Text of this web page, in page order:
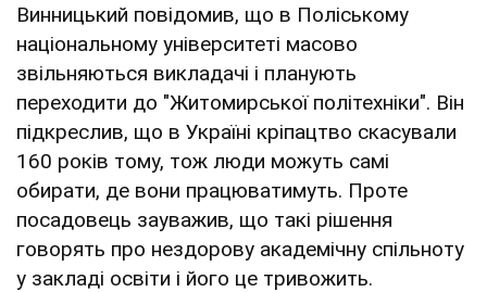
Винницький повідомив, що в Поліському
національному університеті масово
звільняються викладачі і планують
переходити до "Житомирської політехніки". Він
підкреслив, що в Україні кріпацтво скасували
160 років тому, тож люди можуть самі
обирати, де вони працюватимуть. Проте
посадовець зауважив, що такі рішення
говорять про нездорову академічну спільноту
у закладі освіти і його це тривожить.